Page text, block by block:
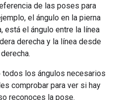
de las poses para
el ángulo en la pierna
está el ángulo entre la línea
derecha y la línea desde
todos los ángulos necesarios
comprobar para ver si hay
reconoces la pose.